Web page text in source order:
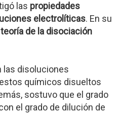
las propiedades
electrolíticas. En su
de la disociación
las disoluciones
químicos disueltos
sostuvo que el grado
el grado de dilución de